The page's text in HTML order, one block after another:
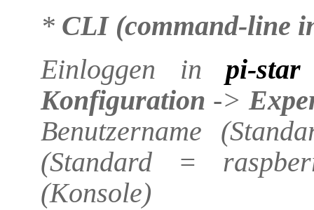
* CLI (command-line
Einloggen inpi-star
Konfiguration ->
Benutzername
(Standard =
(Konsole)